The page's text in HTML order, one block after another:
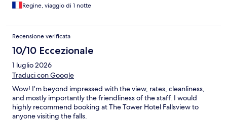
Regine, viaggio di 1 notte
Recensione verificata
10/10 Eccezionale
1 luglio 2026
Traduci con Google
Wow! I’m beyond impressed with the view, rates, cleanliness,
and mostly importantly the friendliness of the staff. I would
highly recommend booking at The Tower Hotel Fallsview to
anyone visiting the falls.